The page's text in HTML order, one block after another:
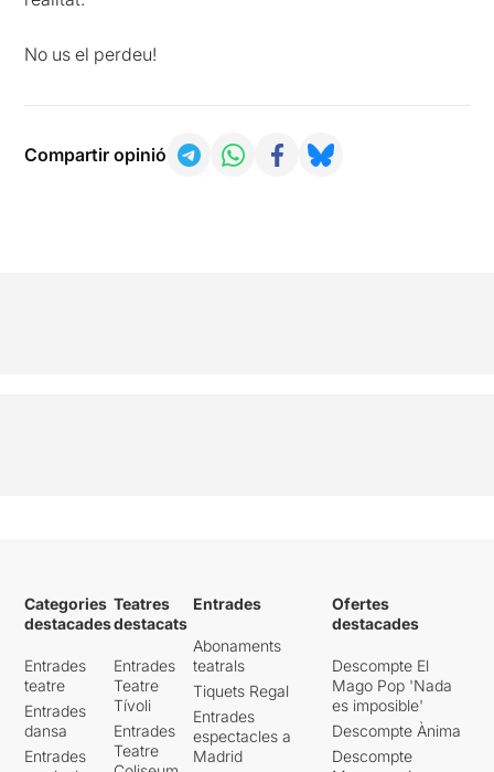
No us el perdeu!
Compartir opinió
Categories
destacades
Entrades
teatre
Entrades
dansa
Entrades
Teatres
destacats
Entrades
Teatre
Tívoli
Entrades
Teatre
Entrades
Abonaments
teatrals
Tiquets Regal
Entrades
espectacles a
Madrid
Ofertes
destacades
Descompte El
Mago Pop 'Nada
es imposible'
Descompte Ànima
Descompte